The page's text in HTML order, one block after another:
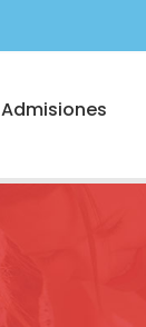
Admisiones